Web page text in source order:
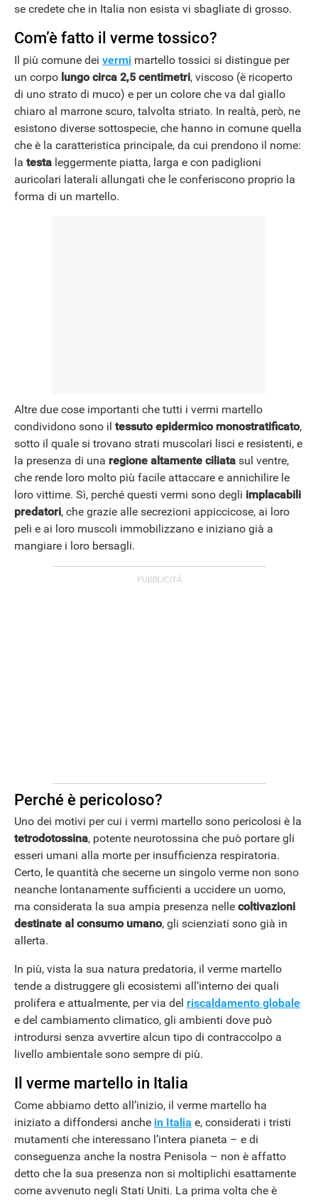
se credete che in Italia non esista vi sbagliate di grosso.
Com’è fatto il verme tossico?
Il più comune dei vermi martello tossici si distingue per
un corpo lungo circa 2,5 centimetri, viscoso (è ricoperto
di uno strato di muco) e per un colore che va dal giallo
chiaro al marrone scuro, talvolta striato. In realtà, però, ne
esistono diverse sottospecie, che hanno in comune quella
che è la caratteristica principale, da cui prendono il nome:
la testa leggermente piatta, larga e con padiglioni
auricolari laterali allungati che le conferiscono proprio la
forma di un martello.
Altre due cose importanti che tutti i vermi martello
condividono sono il tessuto epidermico monostratificato,
sotto il quale si trovano strati muscolari lisci e resistenti, e
la presenza di una regione altamente ciliata sul ventre,
che rende loro molto più facile attaccare e annichilire le
loro vittime. Sì, perché questi vermi sono degli implacabili
predatori, che grazie alle secrezioni appiccicose, ai loro
peli e ai loro muscoli immobilizzano e iniziano già a
mangiare i loro bersagli.
Perché è pericoloso?
Uno dei motivi per cui i vermi martello sono pericolosi è la
tetrodotossina, potente neurotossina che può portare gli
esseri umani alla morte per insufficienza respiratoria.
Certo, le quantità che secerne un singolo verme non sono
neanche lontanamente sufficienti a uccidere un uomo,
ma considerata la sua ampia presenza nelle coltivazioni
destinate al consumo umano, gli scienziati sono già in
allerta.
In più, vista la sua natura predatoria, il verme martello
tende a distruggere gli ecosistemi all’interno dei quali
prolifera e attualmente, per via del riscaldamento globale
e del cambiamento climatico, gli ambienti dove può
introdursi senza avvertire alcun tipo di contraccolpo a
livello ambientale sono sempre di più.
Il verme martello in Italia
Come abbiamo detto all’inizio, il verme martello ha
iniziato a diffondersi anche in Italia e, considerati i tristi
mutamenti che interessano l’intera pianeta – e di
conseguenza anche la nostra Penisola – non è affatto
detto che la sua presenza non si moltiplichi esattamente
come avvenuto negli Stati Uniti. La prima volta che è